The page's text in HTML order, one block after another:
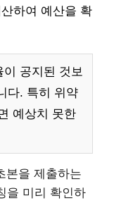
하여 예산을 확
공지된 것보
다. 특히 위약
예상치 못한
본을 제출하는
을 미리 확인하